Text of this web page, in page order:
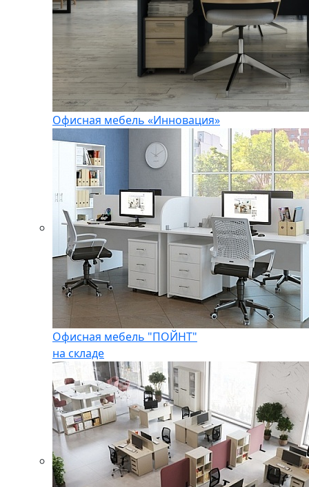
Офисная мебель «Инновация»
Офисная мебель "ПОЙНТ"
на складе